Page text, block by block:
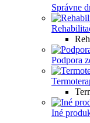
Správne
Podpora
Iné